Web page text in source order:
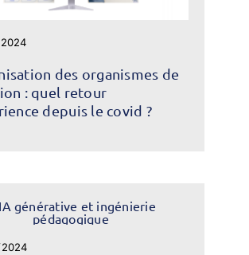
des organismes de
: quel retour
depuis le covid ?